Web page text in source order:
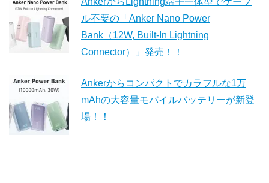
ル不要の「Anker Nano Power
Bank（12W, Built-In Lightning
Connector）」発売！！
Ankerからコンパクトでカラフルな1万
mAhの大容量モバイルバッテリーが新登
場！！